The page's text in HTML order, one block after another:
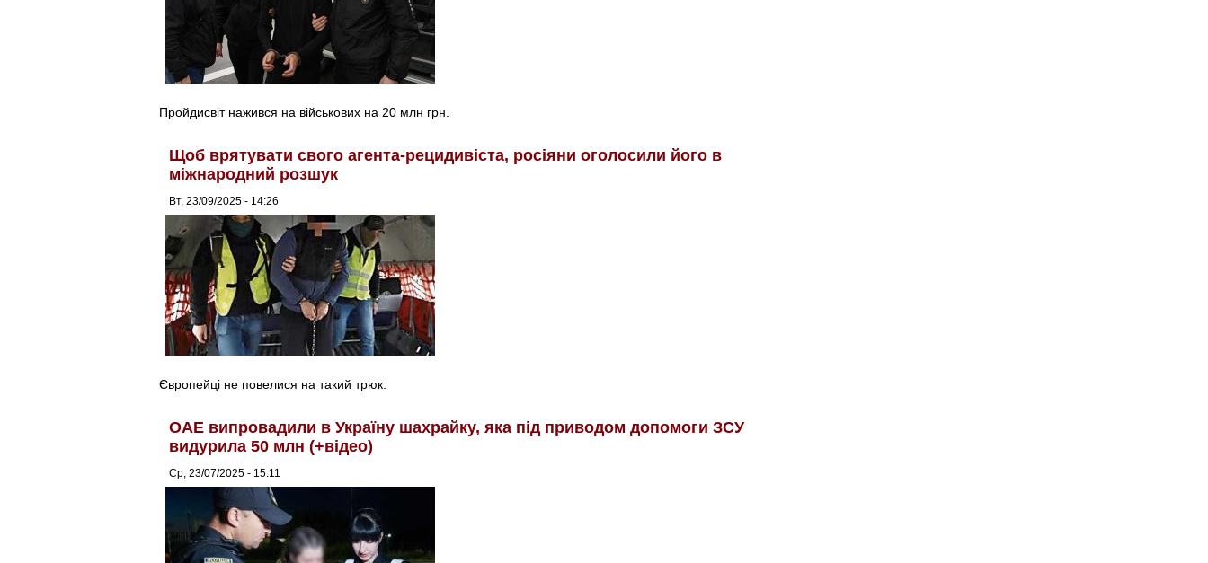
Пройдисвіт нажився на військових на 20 млн грн.
Щоб врятувати свого агента-рецидивіста, росіяни оголосили його в
міжнародний розшук
Вт, 23/09/2025 - 14:26
Європейці не повелися на такий трюк.
ОАЕ випровадили в Україну шахрайку, яка під приводом допомоги ЗСУ
видурила 50 млн (+відео)
Ср, 23/07/2025 - 15:11